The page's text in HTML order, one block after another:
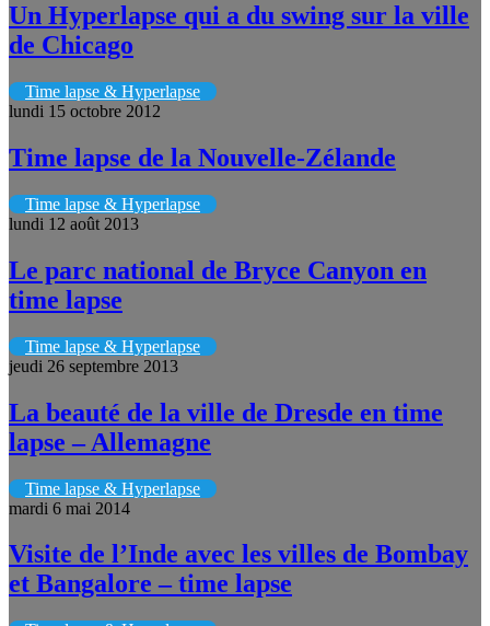
Un Hyperlapse qui a du swing sur la ville
de Chicago
Time lapse & Hyperlapse
lundi 15 octobre 2012
Time lapse de la Nouvelle-Zélande
Time lapse & Hyperlapse
lundi 12 août 2013
Le parc national de Bryce Canyon en
time lapse
Time lapse & Hyperlapse
jeudi 26 septembre 2013
La beauté de la ville de Dresde en time
lapse – Allemagne
Time lapse & Hyperlapse
mardi 6 mai 2014
Visite de l’Inde avec les villes de Bombay
et Bangalore – time lapse